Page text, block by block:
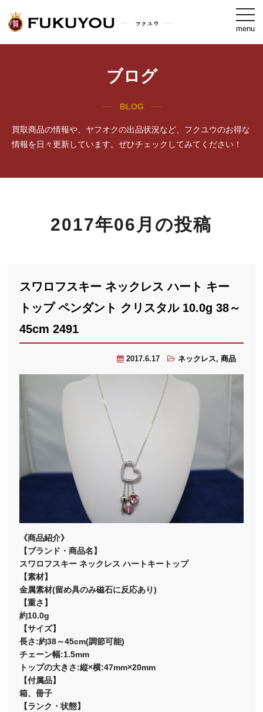
menu
ブログ
BLOG
買取商品の情報や、ヤフオクの出品状況など、フクユウのお得な
情報を日々更新しています。ぜひチェックしてみてください！
2017年06月の投稿
スワロフスキー ネックレス ハート キー
トップ ペンダント クリスタル 10.0g 38～
45cm 2491
2017.6.17 ネックレス, 商品
《商品紹介》
【ブランド・商品名】
スワロフスキー ネックレス ハートキートップ
【素材】
金属素材(留め具のみ磁石に反応あり)
【重さ】
約10.0g
【サイズ】
長さ:約38～45cm(調節可能)
チェーン幅:1.5mm
トップの大きさ:縦×横:47mm×20mm
【付属品】
箱、冊子
【ランク・状態】